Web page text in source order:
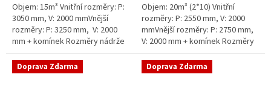
Objem: 15m³ Vnitřní rozměry: P:
3050 mm, V: 2000 mmVnější
rozměry: P: 3250 mm, V: 2000
mm + komínek Rozměry nádrže
možno jakkoliv upravit -
vyrobíme nádrž na míru!Nádrž...
Objem: 20m³ (2*10) Vnitřní
rozměry: P: 2550 mm, V: 2000
mmVnější rozměry: P: 2750 mm,
V: 2000 mm + komínek Rozměry
nádrže možno jakkoliv upravit -
vyrobíme nádrž na...
Doprava Zdarma Doprava Zdarma